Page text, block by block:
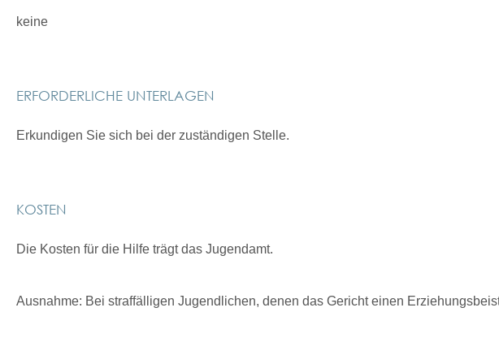
keine
ERFORDERLICHE UNTERLAGEN
Erkundigen Sie sich bei der zuständigen Stelle.
KOSTEN
Die Kosten für die Hilfe trägt das Jugendamt.
Ausnahme: Bei straffälligen Jugendlichen, denen das Gericht einen